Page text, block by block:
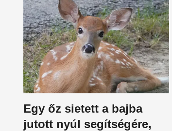
Egy őz sietett a bajba
jutott nyúl segítségére,